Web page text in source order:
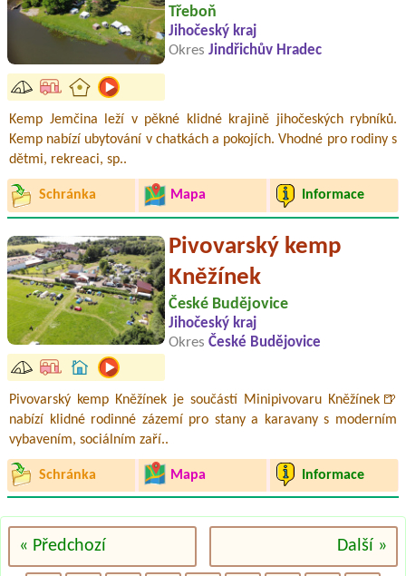
Třeboň
Jihočeský kraj
Okres Jindřichův Hradec
Kemp Jemčina leží v pěkné klidné krajině jihočeských rybníků.
Kemp nabízí ubytování v chatkách a pokojích. Vhodné pro rodiny s
dětmi, rekreaci, sp..
Schránka Mapa Informace
Pivovarský kemp
Kněžínek
České Budějovice
Jihočeský kraj
Okres České Budějovice
Pivovarský kemp Kněžínek je součástí Minipivovaru Kněžínek🍺
nabízí klidné rodinné zázemí pro stany a karavany s moderním
vybavením, sociálním zaří..
Schránka Mapa Informace
« Předchozí Další »